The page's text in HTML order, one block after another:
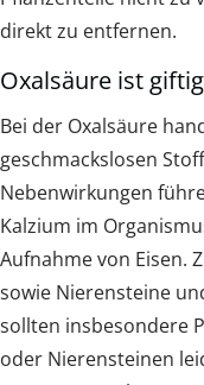
direkt zu entfernen.
Oxalsäure ist giftig
Bei der Oxalsäure
geschmackslosen
Nebenwirkungen
Kalzium im
Aufnahme von Eisen.
sowie Nierensteine
sollten insbesondere
oder Nierensteinen